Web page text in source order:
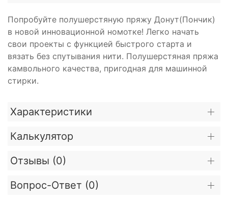
Попробуйте полушерстяную пряжу Донут(Пончик)
в новой инновационной номотке! Легко начать
свои проекты с функцией быстрого старта и
вязать без спутывания нити. Полушерстяная пряжа
камвольного качества, пригодная для машинной
стирки.
Характеристики
Калькулятор
Отзывы (0)
Вопрос-Ответ (0)